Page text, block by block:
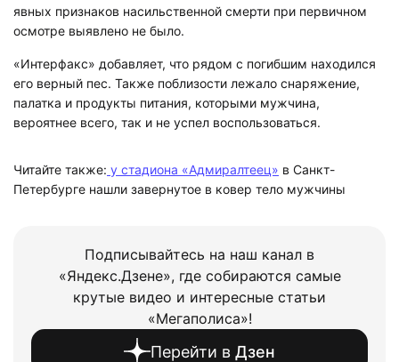
явных признаков насильственной смерти при первичном
осмотре выявлено не было.
«Интерфакс» добавляет, что рядом с погибшим находился
его верный пес. Также поблизости лежало снаряжение,
палатка и продукты питания, которыми мужчина,
вероятнее всего, так и не успел воспользоваться.
Читайте также: у стадиона «Адмиралтеец» в Санкт-
Петербурге нашли завернутое в ковер тело мужчины
Подписывайтесь на наш канал в
«Яндекс.Дзене», где собираются самые
крутые видео и интересные статьи
«Мегаполиса»!
Перейти в Дзен